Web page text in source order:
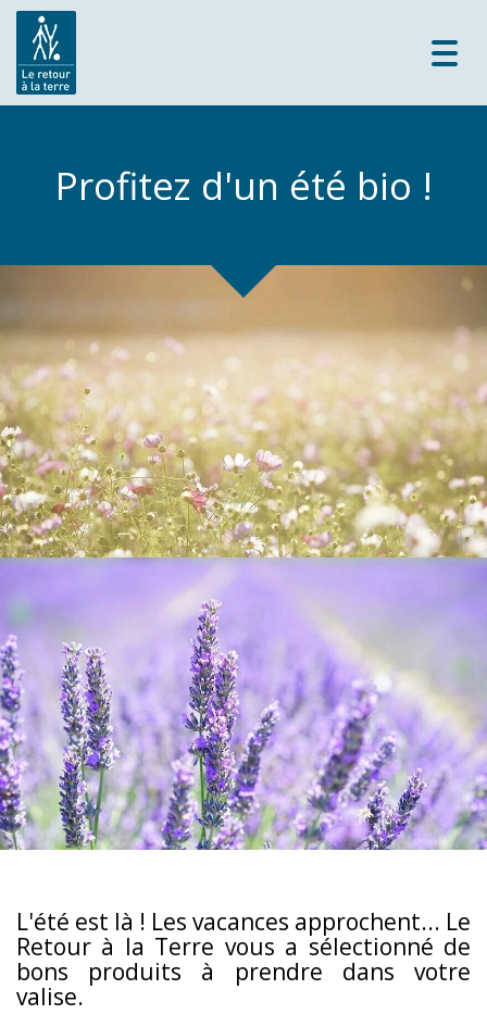
Profitez d'un été bio !
L'été est là ! Les vacances approchent... Le
Retour à la Terre vous a sélectionné de
bons produits à prendre dans votre
valise.